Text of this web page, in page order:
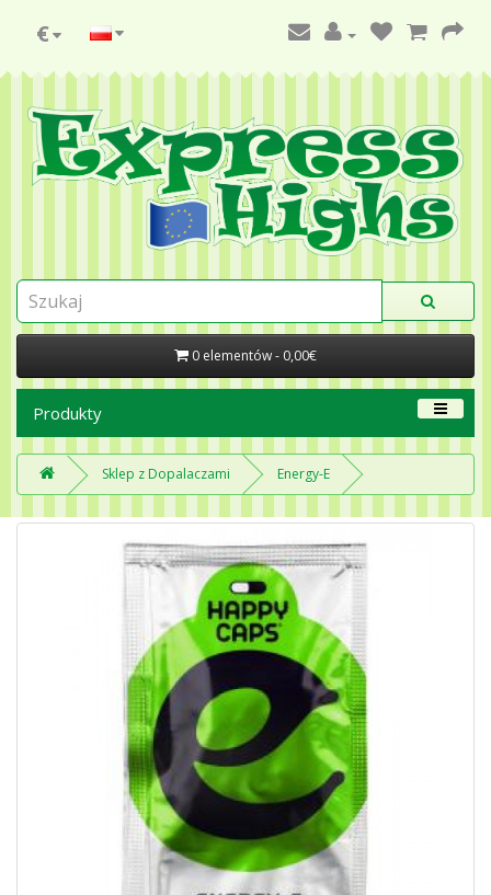
€
0 elementów - 0,00€
Produkty
Sklep z Dopalaczami Energy-E